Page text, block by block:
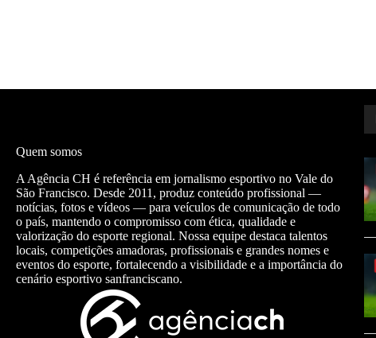
Quem somos
A Agência CH é referência em jornalismo esportivo no Vale do
São Francisco. Desde 2011, produz conteúdo profissional —
notícias, fotos e vídeos — para veículos de comunicação de todo
o país, mantendo o compromisso com ética, qualidade e
valorização do esporte regional. Nossa equipe destaca talentos
locais, competições amadoras, profissionais e grandes nomes e
eventos do esporte, fortalecendo a visibilidade e a importância do
cenário esportivo sanfranciscano.